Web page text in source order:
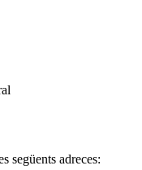
següents adreces: